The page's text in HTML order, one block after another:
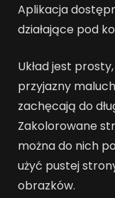
Aplikacja
działające pod
Układ jest
przyjazny
zachęcają do
Zakolorowane
można do nich
użyć pustej
obrazków.